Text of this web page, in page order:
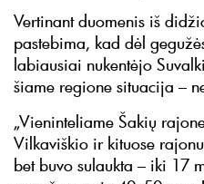
Vertinant duomenis iš
pastebima, kad dėl
labiausiai nukentėjo
šiame regione situacija –
„Vieninteliame Šakių
Vilkaviškio ir kituose
bet buvo sulaukta – iki 17